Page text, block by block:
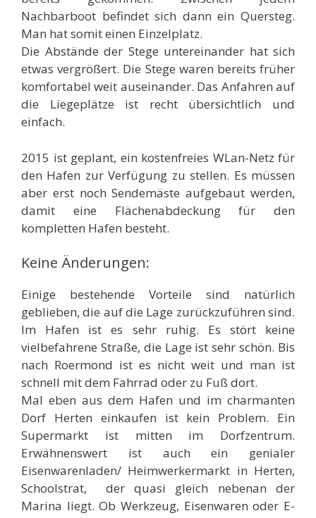
Nachbarboot befindet sich dann ein Quersteg.
Man hat somit einen Einzelplatz.
Die Abstände der Stege untereinander hat sich
etwas vergrößert. Die Stege waren bereits früher
komfortabel weit auseinander. Das Anfahren auf
die Liegeplätze ist recht übersichtlich und
einfach.
2015 ist geplant, ein kostenfreies WLan-Netz für
den Hafen zur Verfügung zu stellen. Es müssen
aber erst noch Sendemäste aufgebaut werden,
damit eine Flächenabdeckung für den
kompletten Hafen besteht.
Keine Änderungen:
Einige bestehende Vorteile sind natürlich
geblieben, die auf die Lage zurückzuführen sind.
Im Hafen ist es sehr ruhig. Es stört keine
vielbefahrene Straße, die Lage ist sehr schön. Bis
nach Roermond ist es nicht weit und man ist
schnell mit dem Fahrrad oder zu Fuß dort.
Mal eben aus dem Hafen und im charmanten
Dorf Herten einkaufen ist kein Problem. Ein
Supermarkt ist mitten im Dorfzentrum.
Erwähnenswert ist auch ein genialer
Eisenwarenladen/ Heimwerkermarkt in Herten,
Schoolstrat, der quasi gleich nebenan der
Marina liegt. Ob Werkzeug, Eisenwaren oder E-